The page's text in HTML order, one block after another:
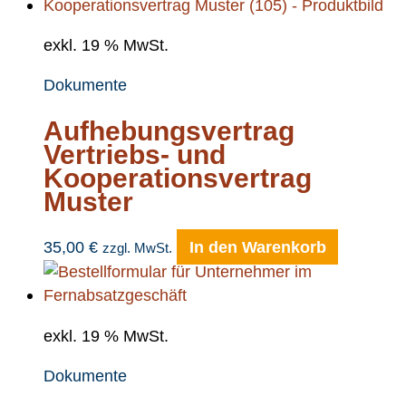
exkl. 19 % MwSt.
Dokumente
Aufhebungsvertrag
Vertriebs- und
Kooperationsvertrag
Muster
35,00 € zzgl. MwSt. In den Warenkorb
exkl. 19 % MwSt.
Dokumente